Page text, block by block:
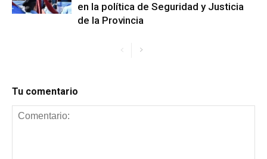
en la política de Seguridad y Justicia
de la Provincia
Tu comentario